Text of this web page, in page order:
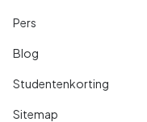
Pers
Blog
Studentenkorting
Sitemap